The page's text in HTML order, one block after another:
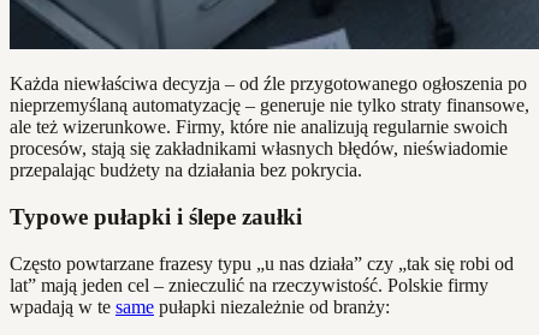
Każda niewłaściwa decyzja – od źle przygotowanego ogłoszenia po
nieprzemyślaną automatyzację – generuje nie tylko straty finansowe,
ale też wizerunkowe. Firmy, które nie analizują regularnie swoich
procesów, stają się zakładnikami własnych błędów, nieświadomie
przepalając budżety na działania bez pokrycia.
Typowe pułapki i ślepe zaułki
Często powtarzane frazesy typu „u nas działa” czy „tak się robi od
lat” mają jeden cel – znieczulić na rzeczywistość. Polskie firmy
wpadają w te same pułapki niezależnie od branży: